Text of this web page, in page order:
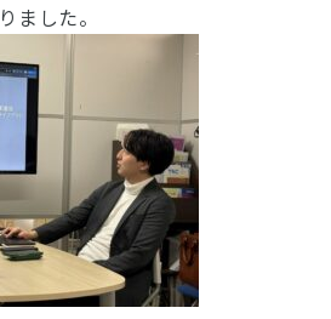
ました。